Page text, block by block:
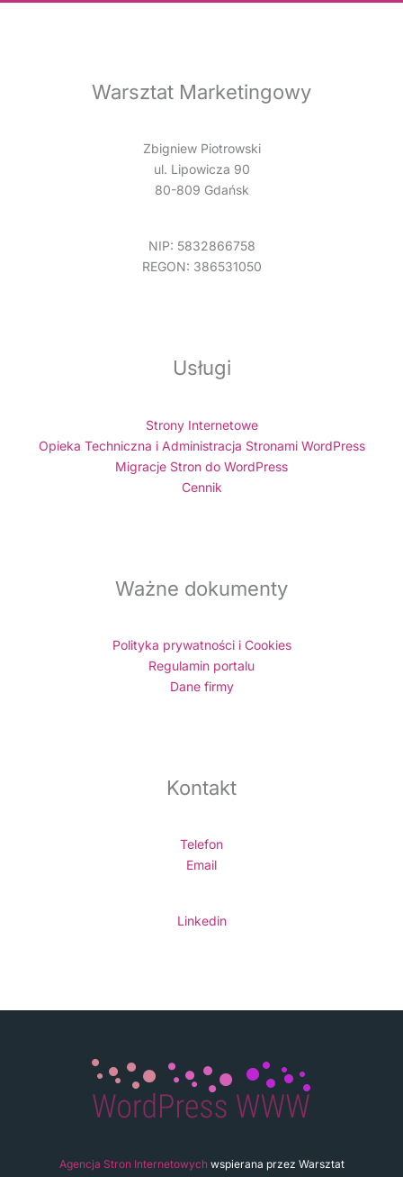
Warsztat Marketingowy
Zbigniew Piotrowski
ul. Lipowicza 90
80-809 Gdańsk
NIP: 5832866758
REGON: 386531050
Usługi
Strony Internetowe
Opieka Techniczna i Administracja Stronami WordPress
Migracje Stron do WordPress
Cennik
Ważne dokumenty
Polityka prywatności i Cookies
Regulamin portalu
Dane firmy
Kontakt
Telefon
Email
Linkedin
Agencja Stron Internetowychwspierana przez Warsztat